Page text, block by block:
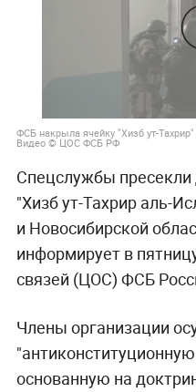
ФСБ накрыла ячейку "Хизб ут-
Видео © ЦОС ФСБ РФ
Спецслужбы пресекли
"Хизб ут-Тахрир аль-
и Новосибирской
информирует в
связей (ЦОС) ФСБ
Члены организации
основанную на